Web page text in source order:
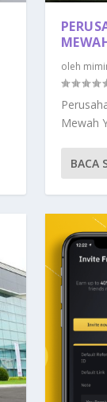
oleh
Mewah
BACA